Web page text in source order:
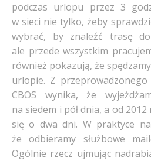
podczas urlopu przez 3
w sieci nie tylko, żeby
wybrać, by znaleźć trasę
ale przede wszystkim
również pokazują, że
urlopie. Z
CBOS wynika, że
na siedem i pół dnia, a od
się o dwa dni. W praktyce
że odbieramy służbowe
Ogólnie rzecz ujmując